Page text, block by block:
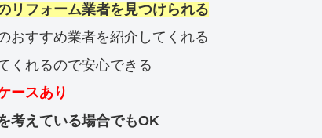
リフォーム業者を見つけられる
おすすめ業者を紹介してくれる
くれるので安心できる
ースあり
考えている場合でもOK